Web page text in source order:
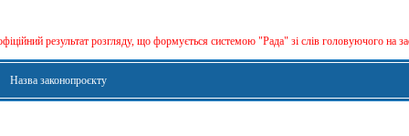
результат розгляду, що формується сиcтемою "Рада" зі слів головуючого на
Назва законопроєкту